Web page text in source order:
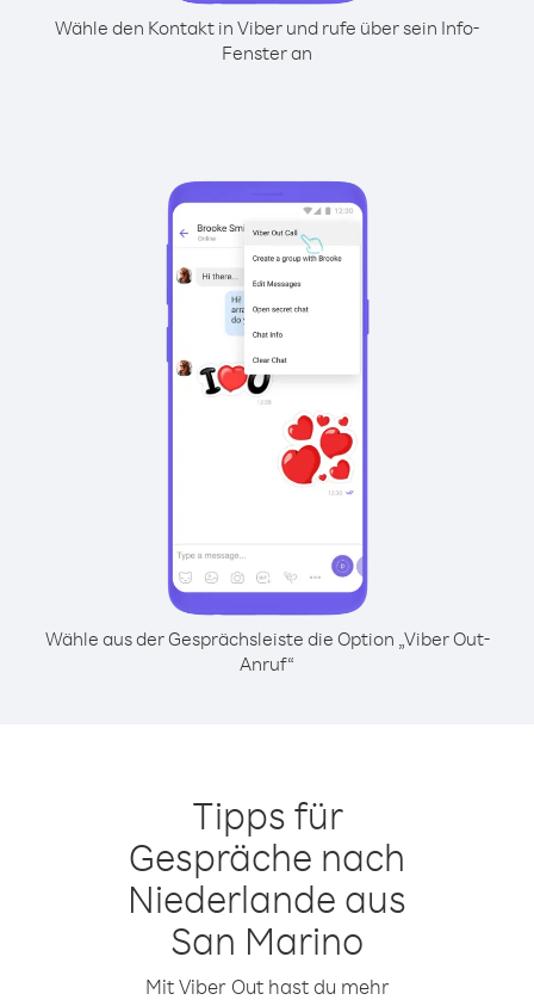
Wähle den Kontakt in Viber und rufe über sein Info-
Fenster an
Wähle aus der Gesprächsleiste die Option „Viber Out-
Anruf“
Tipps für
Gespräche nach
Niederlande aus
San Marino
Mit Viber Out hast du mehr